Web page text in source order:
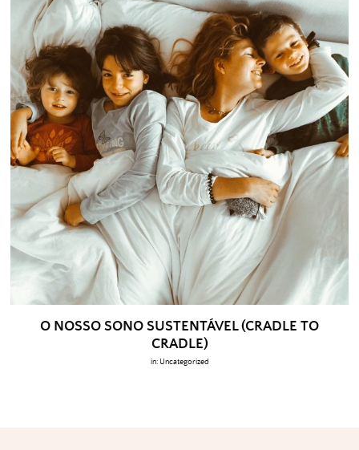
O NOSSO SONO SUSTENTÁVEL (CRADLE TO
CRADLE)
in: Uncategorized